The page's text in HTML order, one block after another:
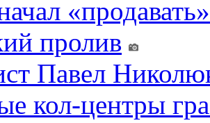
пролив
Павел
кол-центры